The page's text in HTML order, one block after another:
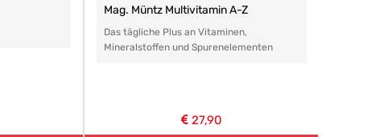
Mag. Müntz Multivitamin A-Z
Das tägliche Plus an Vitaminen,
Mineralstoffen und Spurenelementen
27,90